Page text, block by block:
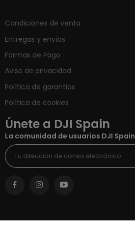
Condiciones de venta
Entregas y envíos
Formas de Pago
Aviso de privacidad
Política de garantias
Política de cookies
Únete a DJI Spain
La comunidad de usuarios DJI Spain